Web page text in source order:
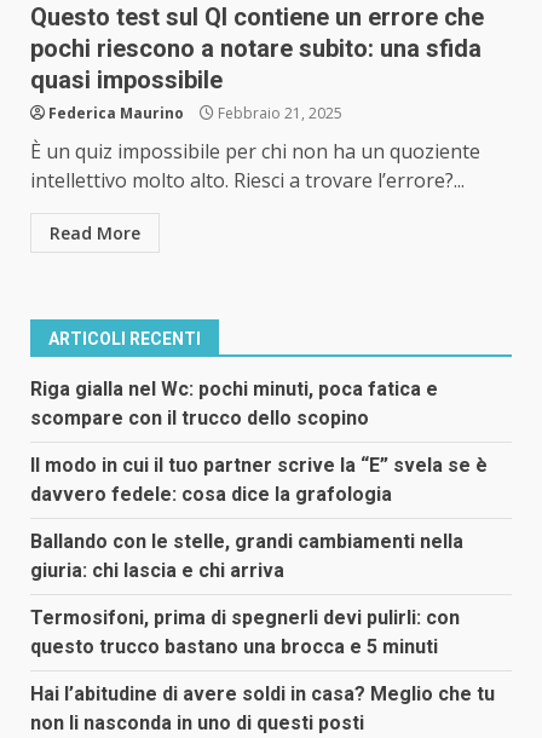
Questo test sul QI contiene un errore che
pochi riescono a notare subito: una sfida
quasi impossibile
Federica Maurino Febbraio 21, 2025
È un quiz impossibile per chi non ha un quoziente
intellettivo molto alto. Riesci a trovare l’errore?...
Read More
ARTICOLI RECENTI
Riga gialla nel Wc: pochi minuti, poca fatica e
scompare con il trucco dello scopino
Il modo in cui il tuo partner scrive la “E” svela se è
davvero fedele: cosa dice la grafologia
Ballando con le stelle, grandi cambiamenti nella
giuria: chi lascia e chi arriva
Termosifoni, prima di spegnerli devi pulirli: con
questo trucco bastano una brocca e 5 minuti
Hai l’abitudine di avere soldi in casa? Meglio che tu
non li nasconda in uno di questi posti